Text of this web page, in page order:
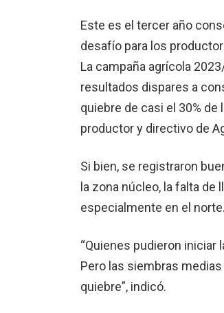
Este es el tercer año
desafío para los
La campaña agrícola
resultados dispares a
quiebre de casi el 30% de
productor y directivo de
Si bien, se registraron
la zona núcleo, la falta
especialmente en el norte.
“Quienes pudieron iniciar
Pero las siembras
quiebre”, indicó.